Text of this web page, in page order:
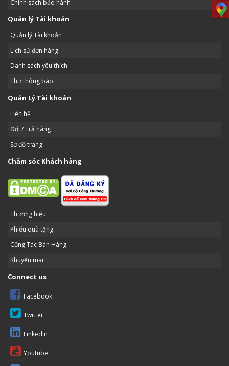
Chính sách bảo hành
Quản lý Tài khoản
Quản lý Tài khoản
Lịch sử đơn hàng
Danh sách yêu thích
Thư thông báo
Quản Lý Tài khoản
Liên hệ
Đổi / Trả hàng
Sơ đồ trang
Chăm sóc Khách hàng
Thương hiệu
Phiếu quà tặng
Cộng Tác Bán Hàng
Khuyến mãi
Connect us
Facebook
Twitter
LinkedIn
Youtube